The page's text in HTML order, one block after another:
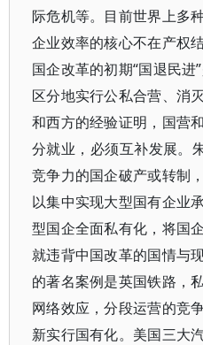
际危机等。目前世界上多
企业效率的核心不在产权
国企改革的初期“国退民
区分地实行公私合营、消
和西方的经验证明，国营
分就业，必须互补发展。
竞争力的国企破产或转制
以集中实现大型国有企业
型国企全面私有化，将国
就违背中国改革的国情与
的著名案例是英国铁路，
网络效应，分段运营的竞
新实行国有化。美国三大